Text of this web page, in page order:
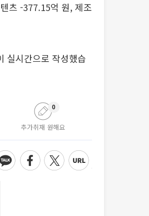
츠 -377.15억 원, 제조
실시간으로 작성했습
추가취재 원해요
0